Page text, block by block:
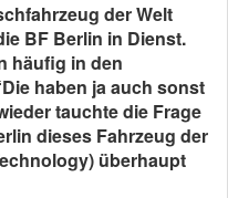
der Welt
BF Berlin in Dienst.
häufig in den
haben ja auch sonst
tauchte die Frage
dieses Fahrzeug der
überhaupt